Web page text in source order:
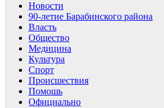
Новости
90-летие Барабинского района
Власть
Общество
Медицина
Культура
Спорт
Происшествия
Помошь
Официально